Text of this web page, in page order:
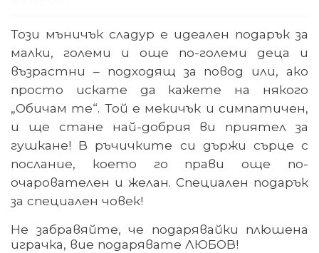
Този мъничък сладур е идеален подарък за
малки, големи и още по-големи деца и
възрастни
– подходящ за повод или, ако
просто искате да кажете на някого
„Обичам те“. Той е мекичък и симпатичен,
и ще стане най-добрия ви приятел за
гушкане! В ръчичките си държи сърце с
послание, което го прави още по-
очарователен и желан. Специален подарък
за специален човек!
Не забравяйте, че подарявайки плюшена
играчка, вие подарявате ЛЮБОВ!